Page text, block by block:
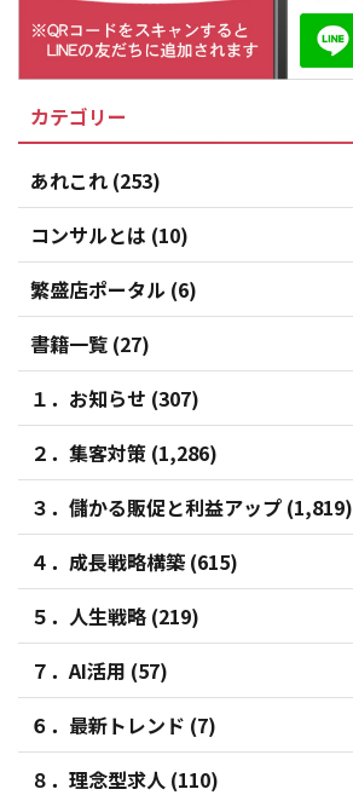
カテゴリー
あれこれ (253)
コンサルとは (10)
繁盛店ポータル (6)
書籍一覧 (27)
１．お知らせ (307)
２．集客対策 (1,286)
３．儲かる販促と利益アップ (1,819)
４．成長戦略構築 (615)
５．人生戦略 (219)
７．AI活用 (57)
６．最新トレンド (7)
８．理念型求人 (110)